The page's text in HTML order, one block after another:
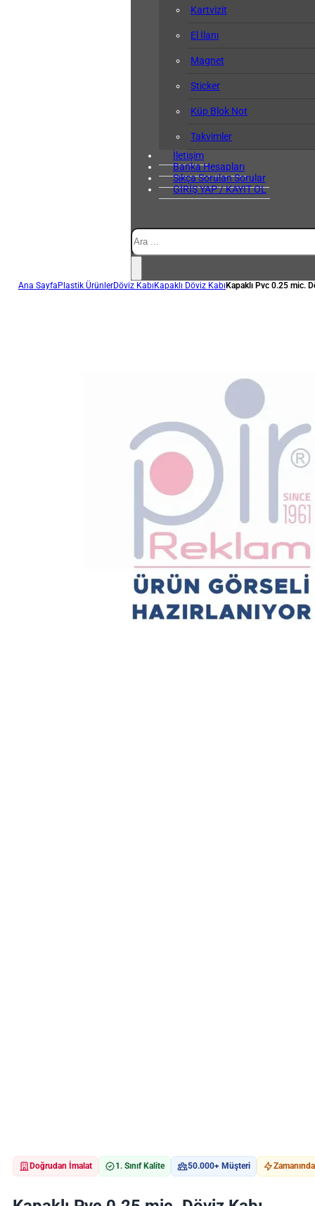
Kartvizit
El İlanı
Magnet
Sticker
Küp Blok Not
Takvimler
İletişim
Banka Hesapları
Sıkça Sorulan Sorular
GİRİŞ YAP / KAYIT OL
Ana SayfaPlastik ÜrünlerDöviz KabıKapaklı Döviz KabıKapaklı Pvc 0.25 mic.
Doğrudan İmalat 1. Sınıf Kalite 50.000+ Müşteri